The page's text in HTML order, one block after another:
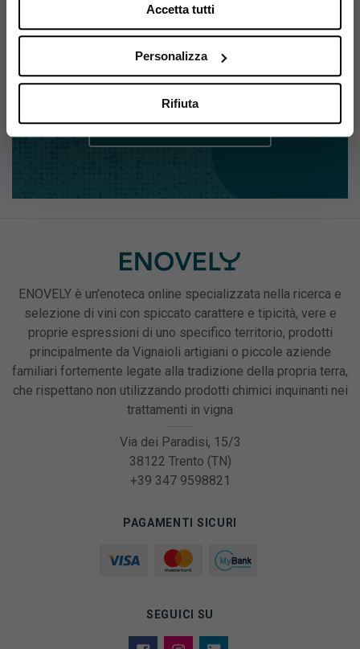
Accetta tutti
Personalizza
Rifiuta
ISCRIVITI ALLA NEWSLETTER
Resta sempre aggiornato su
tutte le novità Enovely
Iscriviti alla newsletter
ENOVELY è un’enoteca online specializzata nella ricerca e
selezione di vini con spiccato carattere e tipicità, vere e
proprie espressioni di uno specifico territorio, prodotti
principalmente da Vignaioli artigiani o piccole aziende
familiari fortemente legate alla tradizione della propria terra,
che rispettano non utilizzando prodotti chimici inquinanti nei
trattamenti in vigna
Via dei Paradisi, 15/3
38122 Trento (TN)
+39 347 9598821
PAGAMENTI SICURI
SEGUICI SU